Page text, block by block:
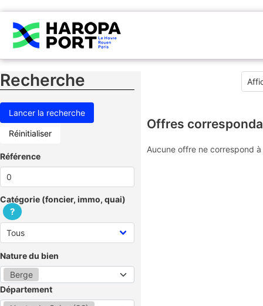
Recherche
Réinitialiser
Référence
Catégorie (foncier, immo, quai)
?
Nature du bien
Berge
Département
Offres
Aucune offre ne correspond